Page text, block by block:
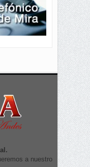
a nuestro